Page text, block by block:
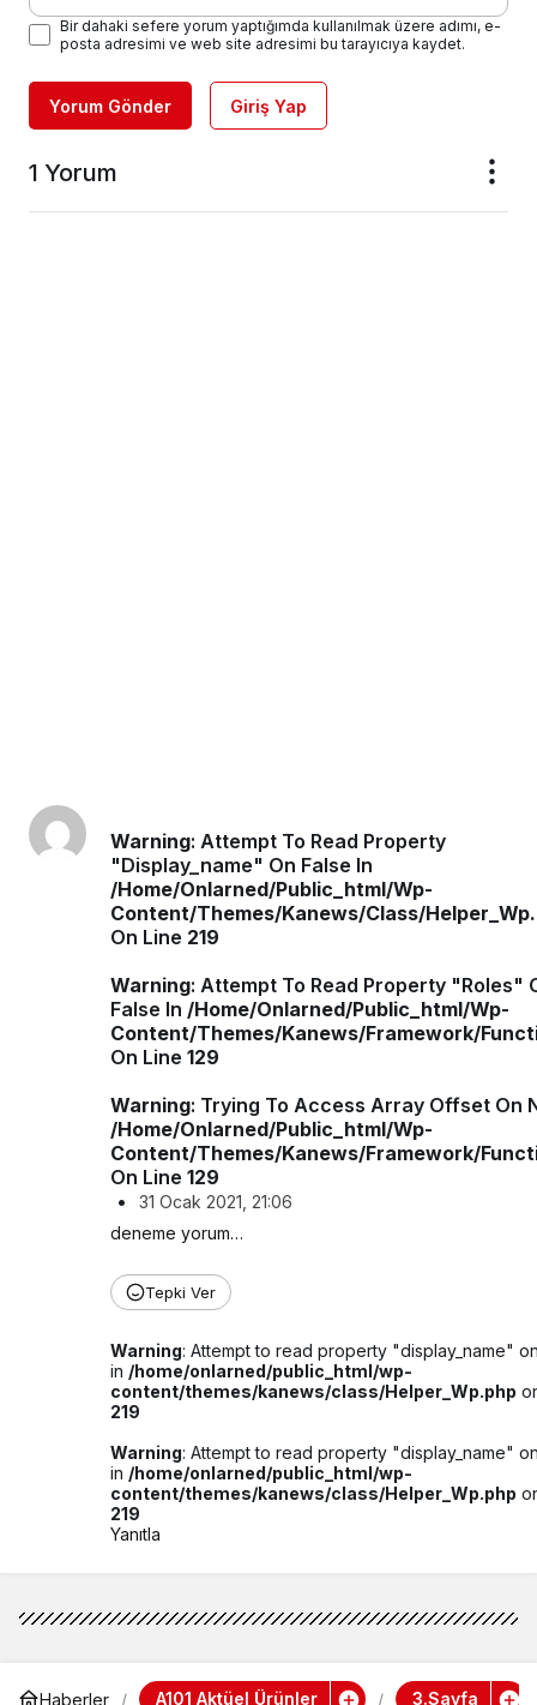
Bir dahaki sefere yorum yaptığımda kullanılmak üzere adımı, e-
posta adresimi ve web site adresimi bu tarayıcıya kaydet.
Yorum Gönder Giriş Yap
1 Yorum
Warning: Attempt To Read Property
"display_name" On False In
/home/onlarned/public_html/wp-
Content/themes/kanews/class/
On Line 219
Warning: Attempt To Read Property "roles"
False In /home/onlarned/public_html/wp-
Content/themes/kanews/framework/
On Line 129
Warning: Trying To Access Array Offset On
/home/onlarned/public_html/wp-
Content/themes/kanews/framework/
On Line 129
•
31 Ocak 2021, 21:06
deneme yorum…
Tepki Ver
Warning: Attempt to read property "display_name"
in /home/onlarned/public_html/wp-
content/themes/kanews/class/Helper_Wp.php
219
Warning: Attempt to read property "display_name"
in /home/onlarned/public_html/wp-
content/themes/kanews/class/Helper_Wp.php
219
Yanıtla
Haberler A101 Aktüel Ürünler 3.Sayfa